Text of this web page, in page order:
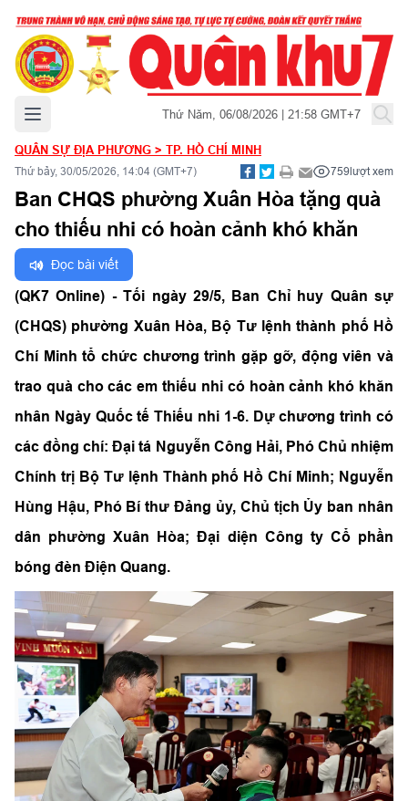
Mở menu chính Thứ Năm, 06/08/2026 | 21:58 GMT+7
QUÂN SỰ ĐỊA PHƯƠNG > TP. HỒ CHÍ MINH
Thứ bảy, 30/05/2026, 14:04 (GMT+7) 759lượt xem
Ban CHQS phường Xuân Hòa tặng quà
cho thiếu nhi có hoàn cảnh khó khăn
Đọc bài viết
(QK7 Online) - Tối ngày 29/5, Ban Chỉ huy Quân sự
(CHQS) phường Xuân Hòa, Bộ Tư lệnh thành phố Hồ
Chí Minh tổ chức chương trình gặp gỡ, động viên và
trao quà cho các em thiếu nhi có hoàn cảnh khó khăn
nhân Ngày Quốc tế Thiếu nhi 1-6. Dự chương trình có
các đồng chí: Đại tá Nguyễn Công Hải, Phó Chủ nhiệm
Chính trị Bộ Tư lệnh Thành phố Hồ Chí Minh; Nguyễn
Hùng Hậu, Phó Bí thư Đảng ủy, Chủ tịch Ủy ban nhân
dân phường Xuân Hòa; Đại diện Công ty Cổ phần
bóng đèn Điện Quang.